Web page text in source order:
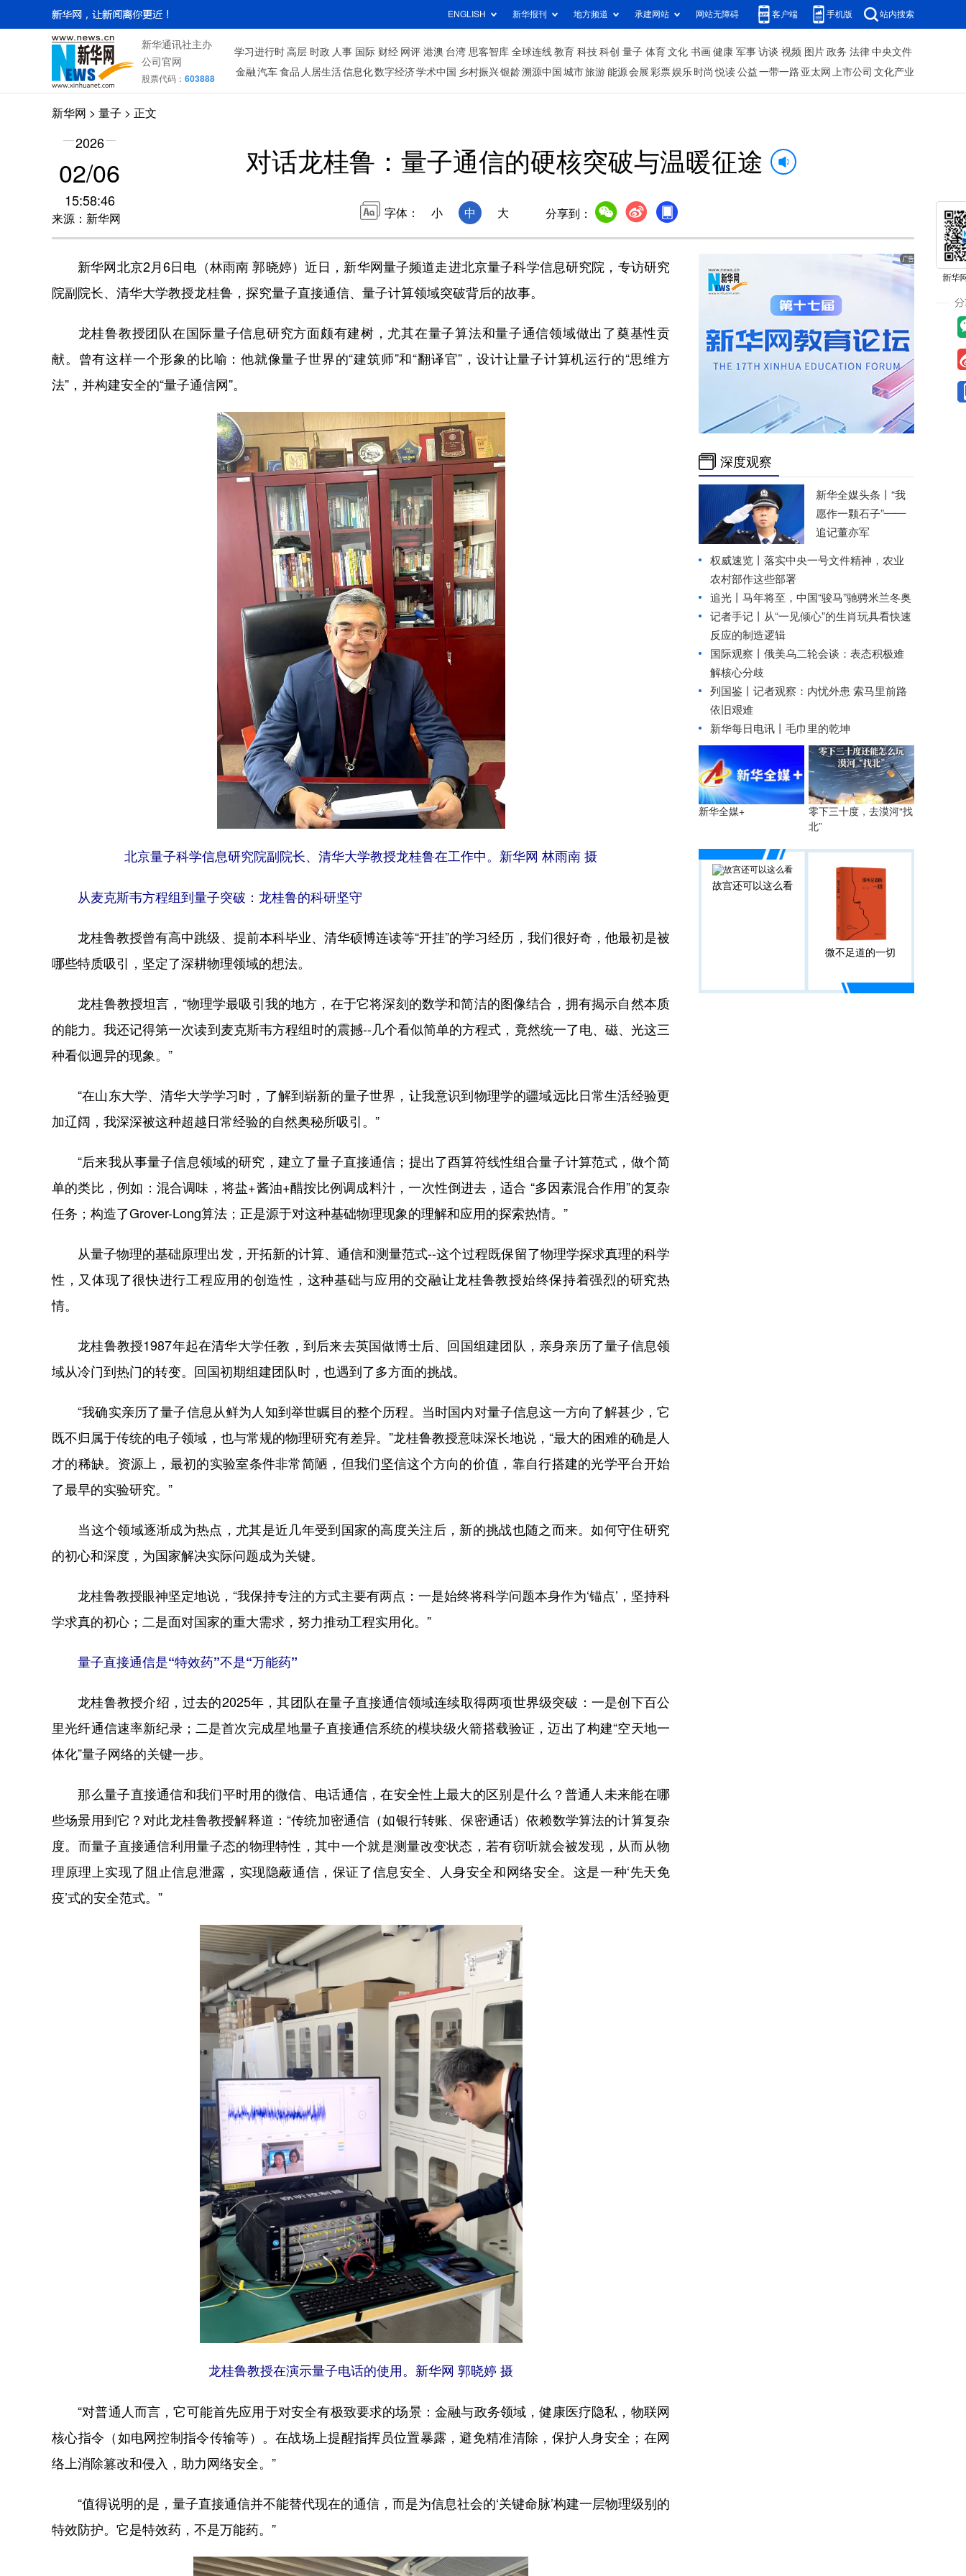
ENGLISH 新华报刊 地方频道 承建网站 网站无障碍 客户端 手机版 站内搜索
新华通讯社主办
公司官网
股票代码： 603888
学习进行时 高层 时政 人事 国际 财经 网评 港澳 台湾 思客智库 全球连线 教育 科技 科创 量子 体育 文化 书画 健康 军事 访谈 视频 图片 政务 法律 中央文件
金融 汽车 食品 人居生活信息化数字经济学术中国 乡村振兴银龄溯源中国 城市旅游 能源 会展 彩票娱乐 时尚 悦读 公益 一带一路 亚太网 上市公司 文化产业
新华网 > 量子 > 正文
2026
02/06
15:58:46
来源：新华网
对话龙桂鲁：量子通信的硬核突破与温暖征途
字体： 小 中 大 分享到：
新华网北京2月6日电（林雨南 郭晓婷）近日，新华网量子频道走进北京量子科学信息研究院，专访研究
院副院长、清华大学教授龙桂鲁，探究量子直接通信、量子计算领域突破背后的故事。
龙桂鲁教授团队在国际量子信息研究方面颇有建树，尤其在量子算法和量子通信领域做出了奠基性贡
献。曾有这样一个形象的比喻：他就像量子世界的“建筑师”和“翻译官”，设计让量子计算机运行的“思维方
法”，并构建安全的“量子通信网”。
北京量子科学信息研究院副院长、清华大学教授龙桂鲁在工作中。新华网 林雨南 摄
从麦克斯韦方程组到量子突破：龙桂鲁的科研坚守
龙桂鲁教授曾有高中跳级、提前本科毕业、清华硕博连读等“开挂”的学习经历，我们很好奇，他最初是被
哪些特质吸引，坚定了深耕物理领域的想法。
龙桂鲁教授坦言，“物理学最吸引我的地方，在于它将深刻的数学和简洁的图像结合，拥有揭示自然本质
的能力。我还记得第一次读到麦克斯韦方程组时的震撼--几个看似简单的方程式，竟然统一了电、磁、光这三
种看似迥异的现象。”
“在山东大学、清华大学学习时，了解到崭新的量子世界，让我意识到物理学的疆域远比日常生活经验更
加辽阔，我深深被这种超越日常经验的自然奥秘所吸引。”
“后来我从事量子信息领域的研究，建立了量子直接通信；提出了酉算符线性组合量子计算范式，做个简
单的类比，例如：混合调味，将盐+酱油+醋按比例调成料汁，一次性倒进去，适合 “多因素混合作用”的复杂
任务；构造了Grover-Long算法；正是源于对这种基础物理现象的理解和应用的探索热情。”
从量子物理的基础原理出发，开拓新的计算、通信和测量范式--这个过程既保留了物理学探求真理的科学
性，又体现了很快进行工程应用的创造性，这种基础与应用的交融让龙桂鲁教授始终保持着强烈的研究热
情。
龙桂鲁教授1987年起在清华大学任教，到后来去英国做博士后、回国组建团队，亲身亲历了量子信息领
域从冷门到热门的转变。回国初期组建团队时，也遇到了多方面的挑战。
“我确实亲历了量子信息从鲜为人知到举世瞩目的整个历程。当时国内对量子信息这一方向了解甚少，它
既不归属于传统的电子领域，也与常规的物理研究有差异。”龙桂鲁教授意味深长地说，“最大的困难的确是人
才的稀缺。资源上，最初的实验室条件非常简陋，但我们坚信这个方向的价值，靠自行搭建的光学平台开始
了最早的实验研究。”
当这个领域逐渐成为热点，尤其是近几年受到国家的高度关注后，新的挑战也随之而来。如何守住研究
的初心和深度，为国家解决实际问题成为关键。
龙桂鲁教授眼神坚定地说，“我保持专注的方式主要有两点：一是始终将科学问题本身作为‘锚点’，坚持科
学求真的初心；二是面对国家的重大需求，努力推动工程实用化。”
量子直接通信是“特效药”不是“万能药”
龙桂鲁教授介绍，过去的2025年，其团队在量子直接通信领域连续取得两项世界级突破：一是创下百公
里光纤通信速率新纪录；二是首次完成星地量子直接通信系统的模块级火箭搭载验证，迈出了构建“空天地一
体化”量子网络的关键一步。
那么量子直接通信和我们平时用的微信、电话通信，在安全性上最大的区别是什么？普通人未来能在哪
些场景用到它？对此龙桂鲁教授解释道：“传统加密通信（如银行转账、保密通话）依赖数学算法的计算复杂
度。而量子直接通信利用量子态的物理特性，其中一个就是测量改变状态，若有窃听就会被发现，从而从物
理原理上实现了阻止信息泄露，实现隐蔽通信，保证了信息安全、人身安全和网络安全。这是一种‘先天免
疫’式的安全范式。”
龙桂鲁教授在演示量子电话的使用。新华网 郭晓婷 摄
“对普通人而言，它可能首先应用于对安全有极致要求的场景：金融与政务领域，健康医疗隐私，物联网
核心指令（如电网控制指令传输等）。在战场上提醒指挥员位置暴露，避免精准清除，保护人身安全；在网
络上消除篡改和侵入，助力网络安全。”
“值得说明的是，量子直接通信并不能替代现在的通信，而是为信息社会的‘关键命脉’构建一层物理级别的
特效防护。它是特效药，不是万能药。”
深度观察
新华全媒头条丨 “我
愿作一颗石子”——
追记董亦军
权威速览丨落实中央一号文件精神，农业
农村部作这些部署
追光丨 马年将至，中国“骏马”驰骋米兰冬奥
记者手记丨从“一见倾心”的生肖玩具看快速
反应的制造逻辑
国际观察丨 俄美乌二轮会谈：表态积极难
解核心分歧
列国鉴丨记者观察：内忧外患 索马里前路
依旧艰难
新华每日电讯丨 毛巾里的乾坤
新华全媒+
零下三十度，去漠河“找
北”
故宫还可以这么看
微不足道的一切